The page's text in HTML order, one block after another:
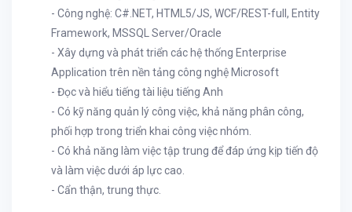
- Công nghệ: C#.NET, HTML5/JS, WCF/REST-full, Entity
Framework, MSSQL Server/Oracle
- Xây dựng và phát triển các hệ thống Enterprise
Application trên nền tảng công nghệ Microsoft
- Đọc và hiểu tiếng tài liệu tiếng Anh
- Có kỹ năng quản lý công việc, khả năng phân công,
phối hợp trong triển khai công việc nhóm.
- Có khả năng làm việc tập trung để đáp ứng kịp tiến độ
và làm việc dưới áp lực cao.
- Cẩn thận, trung thực.